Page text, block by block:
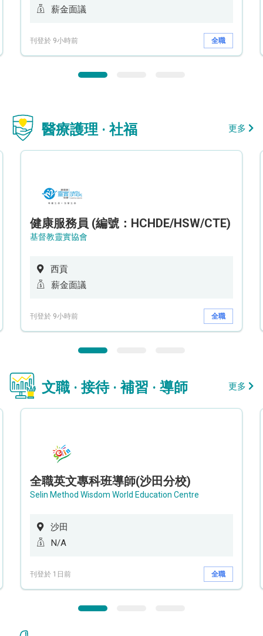
薪金面議
刊登於 9小時前 全職
醫療護理 · 社福 更多
健康服務員 (編號：HCHDE/HSW/CTE)
基督教靈實協會
西貢
薪金面議
刊登於 9小時前 全職
文職 · 接待 · 補習 · 導師 更多
全職英文專科班導師(沙田分校)
Selin Method Wisdom World Education Centre
沙田
N/A
刊登於 1日前 全職